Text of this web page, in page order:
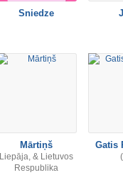
Sniedze
Mārtiņš
Liepāja, & Lietuvos
Respublika
Gatis